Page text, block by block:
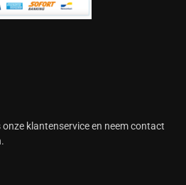
klantenservice en neem contact